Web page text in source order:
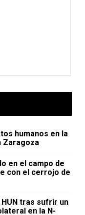
humanos en la
Zaragoza
en el campo de
con el cerrojo de
tras sufrir un
en la N-